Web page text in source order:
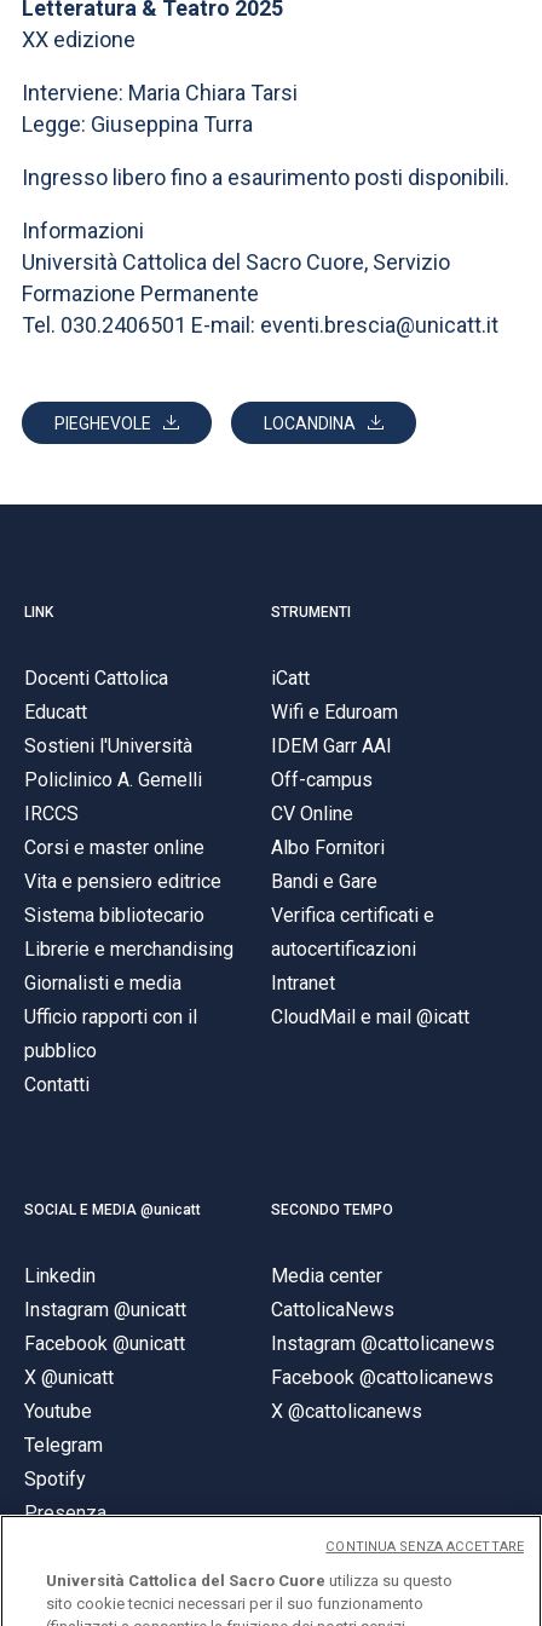
ACCEDI A CLOUDMAIL
Letteratura & Teatro 2025
XX edizione
Interviene: Maria Chiara Tarsi
Legge: Giuseppina Turra
Ingresso libero fino a esaurimento posti disponibili.
Informazioni
Università Cattolica del Sacro Cuore, Servizio
Formazione Permanente
Tel. 030.2406501 E-mail: eventi.brescia@unicatt.it
PIEGHEVOLE LOCANDINA
LINK
Docenti Cattolica
Educatt
Sostieni l'Università
Policlinico A. Gemelli
IRCCS
Corsi e master online
Vita e pensiero editrice
Sistema bibliotecario
Librerie e merchandising
Giornalisti e media
Ufficio rapporti con il
pubblico
Contatti
STRUMENTI
iCatt
Wifi e Eduroam
IDEM Garr AAI
Off-campus
CV Online
Albo Fornitori
Bandi e Gare
Verifica certificati e
autocertificazioni
Intranet
CloudMail e mail @icatt
SOCIAL E MEDIA @unicatt
Linkedin
Instagram @unicatt
Facebook @unicatt
X @unicatt
Youtube
Telegram
Spotify
Presenza
SECONDO TEMPO
Media center
CattolicaNews
Instagram @cattolicanews
Facebook @cattolicanews
X @cattolicanews
Università Cattolica del Sacro Cuore utilizza su questo
sito cookie tecnici necessari per il suo funzionamento
CONTINUA SENZA ACCETTARE